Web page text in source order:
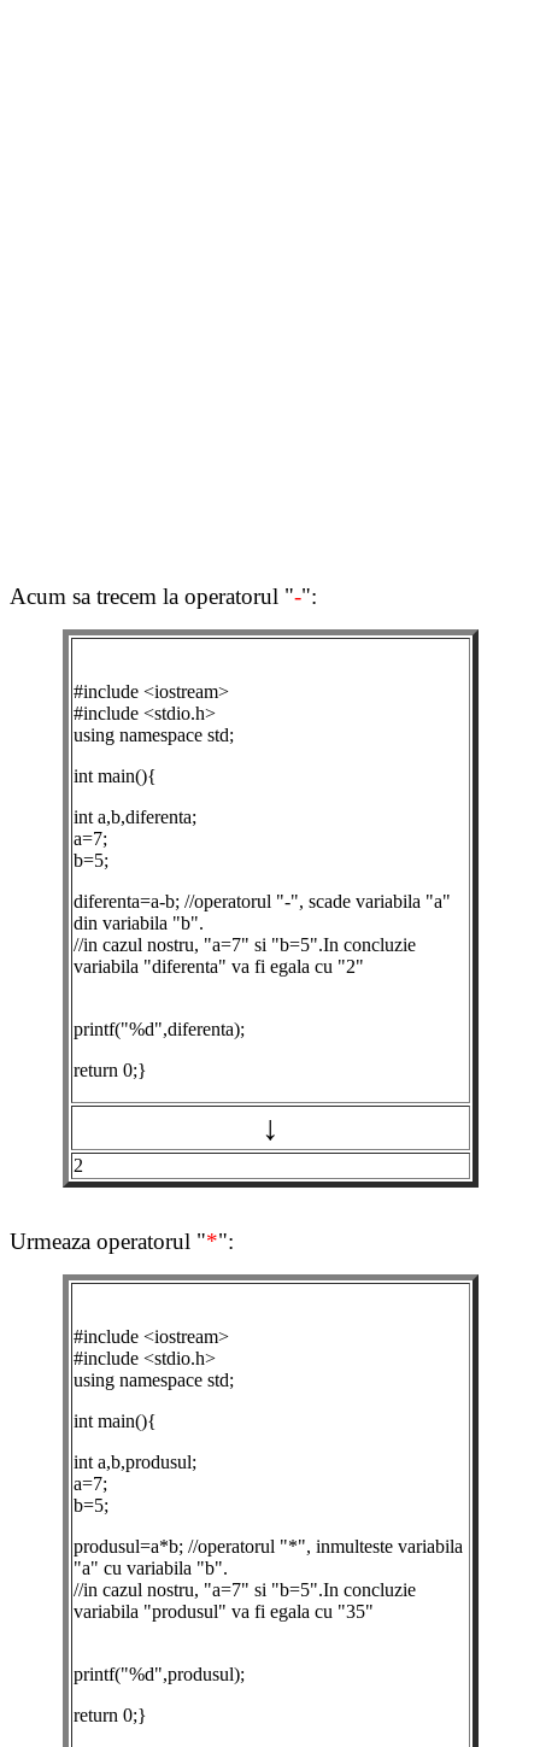
Acum sa trecem la operatorul "-":
#include <iostream>
#include <stdio.h>
using namespace std;
int main(){
int a,b,diferenta;
a=7;
b=5;
diferenta=a-b; //operatorul "-", scade variabila "a"
din variabila "b".
//in cazul nostru, "a=7" si "b=5".In concluzie
variabila "diferenta" va fi egala cu "2"
printf("%d",diferenta);
return 0;}
↓
2
Urmeaza operatorul "*":
#include <iostream>
#include <stdio.h>
using namespace std;
int main(){
int a,b,produsul;
a=7;
b=5;
produsul=a*b; //operatorul "*", inmulteste variabila
"a" cu variabila "b".
//in cazul nostru, "a=7" si "b=5".In concluzie
variabila "produsul" va fi egala cu "35"
printf("%d",produsul);
return 0;}